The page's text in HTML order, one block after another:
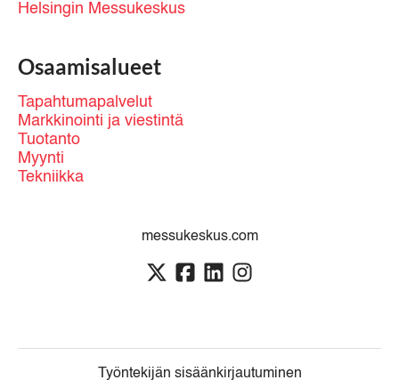
Helsingin Messukeskus
Osaamisalueet
Tapahtumapalvelut
Markkinointi ja viestintä
Tuotanto
Myynti
Tekniikka
messukeskus.com
Työntekijän sisäänkirjautuminen